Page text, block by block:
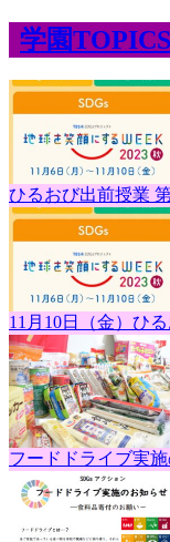
学園TOPICS
ひるおび出前授業
11月10日（金）ひ
フードドライブ実